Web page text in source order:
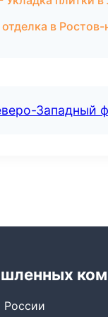
в
Западный
России